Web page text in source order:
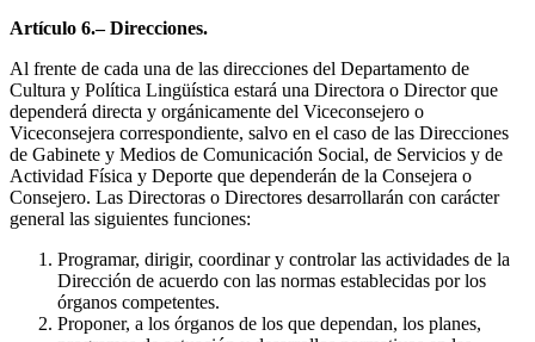
Artículo 6.– Direcciones.
Al frente de cada una de las direcciones del Departamento de
Cultura y Política Lingüística estará una Directora o Director que
dependerá directa y orgánicamente del Viceconsejero o
Viceconsejera correspondiente, salvo en el caso de las Direcciones
de Gabinete y Medios de Comunicación Social, de Servicios y de
Actividad Física y Deporte que dependerán de la Consejera o
Consejero. Las Directoras o Directores desarrollarán con carácter
general las siguientes funciones:
Programar, dirigir, coordinar y controlar las actividades de la
Dirección de acuerdo con las normas establecidas por los
órganos competentes.
Proponer, a los órganos de los que dependan, los planes,